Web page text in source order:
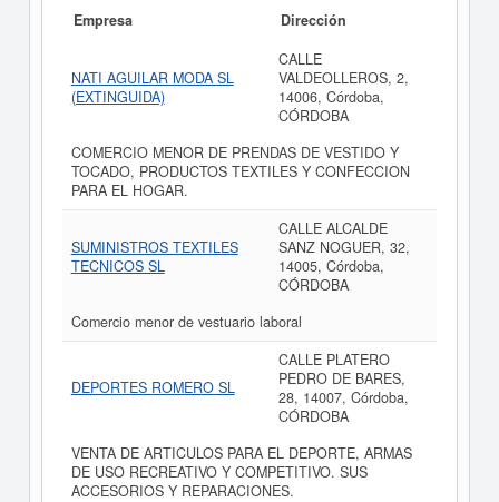
Empresa Dirección
NATI AGUILAR MODA SL
(EXTINGUIDA)
CALLE
VALDEOLLEROS, 2,
14006, Córdoba,
CÓRDOBA
COMERCIO MENOR DE PRENDAS DE VESTIDO Y
TOCADO, PRODUCTOS TEXTILES Y CONFECCION
PARA EL HOGAR.
SUMINISTROS TEXTILES
TECNICOS SL
CALLE ALCALDE
SANZ NOGUER, 32,
14005, Córdoba,
CÓRDOBA
Comercio menor de vestuario laboral
DEPORTES ROMERO SL
CALLE PLATERO
PEDRO DE BARES,
28, 14007, Córdoba,
CÓRDOBA
VENTA DE ARTICULOS PARA EL DEPORTE, ARMAS
DE USO RECREATIVO Y COMPETITIVO. SUS
ACCESORIOS Y REPARACIONES.